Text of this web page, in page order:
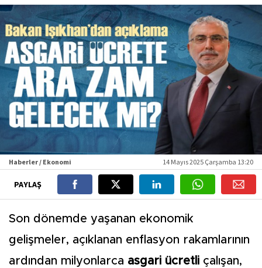
Haberler / Ekonomi 14 Mayıs 2025 Çarşamba 13:20
PAYLAŞ
Son dönemde yaşanan ekonomik
gelişmeler, açıklanan enflasyon rakamlarının
ardından milyonlarca asgari ücretli çalışan,